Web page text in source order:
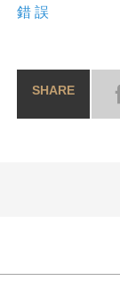
錯誤
SHARE